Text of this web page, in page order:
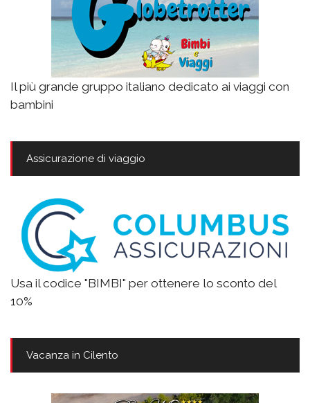
Il più grande gruppo italiano dedicato ai viaggi con
bambini
Assicurazione di viaggio
Usa il codice "BIMBI" per ottenere lo sconto del
10%
Vacanza in Cilento